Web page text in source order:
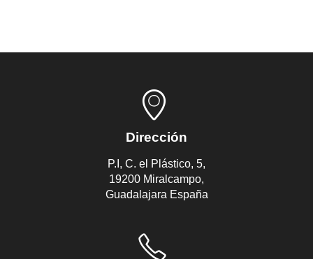
Dirección
P.I, C. el Plástico, 5,
19200 Miralcampo,
Guadalajara España